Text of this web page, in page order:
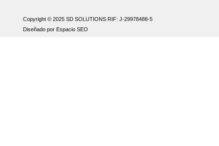
Copyright © 2025 SD SOLUTIONS RIF: J-29978488-5
Diseñado por Espacio SEO